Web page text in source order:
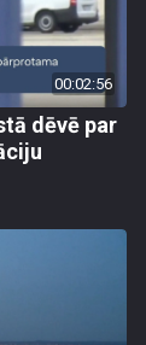
00:02:56
dēvē par